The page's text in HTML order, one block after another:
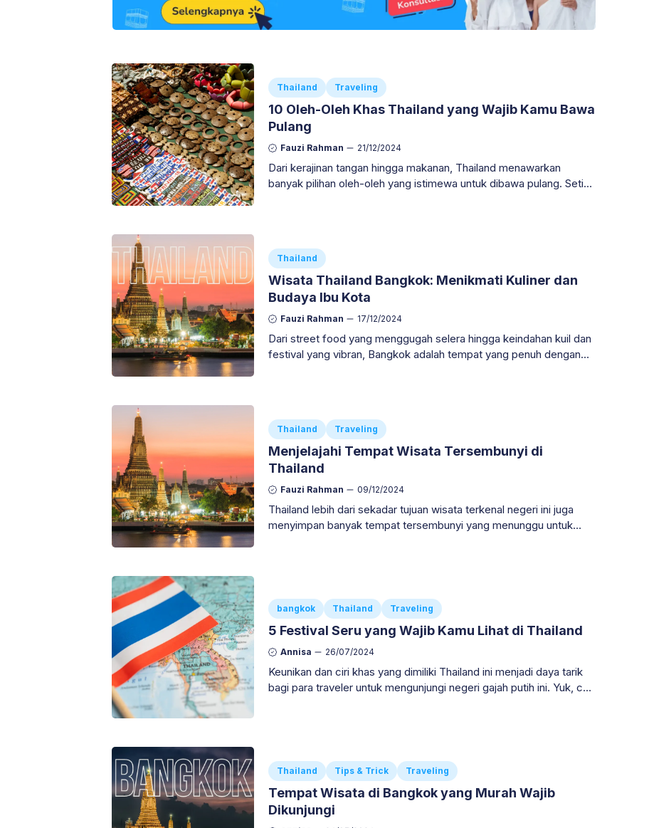
Thailand Traveling
10 Oleh-Oleh Khas Thailand yang Wajib Kamu Bawa
Pulang
Fauzi Rahman 21/12/2024
Dari kerajinan tangan hingga makanan, Thailand menawarkan
banyak pilihan oleh-oleh yang istimewa untuk dibawa pulang. Setiap
merangkumnya dalam artikel berikut.*
Thailand
Wisata Thailand Bangkok: Menikmati Kuliner dan
Budaya Ibu Kota
Fauzi Rahman 17/12/2024
Dari street food yang menggugah selera hingga keindahan kuil dan
festival yang vibran, Bangkok adalah tempat yang penuh dengan
Thailand Traveling
Menjelajahi Tempat Wisata Tersembunyi di
Thailand
Fauzi Rahman 09/12/2024
Thailand lebih dari sekadar tujuan wisata terkenal negeri ini juga
menyimpan banyak tempat tersembunyi yang menunggu untuk
bangkok Thailand Traveling
5 Festival Seru yang Wajib Kamu Lihat di Thailand
Annisa 26/07/2024
Keunikan dan ciri khas yang dimiliki Thailand ini menjadi daya tarik
bagi para traveler untuk mengunjungi negeri gajah putih ini. Yuk, cari
Thailand Tips & Trick Traveling
Tempat Wisata di Bangkok yang Murah Wajib
Dikunjungi